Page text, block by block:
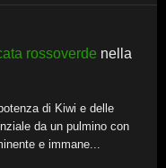
rossoverde nella
di Kiwi e delle
da un pulmino con
e immane...